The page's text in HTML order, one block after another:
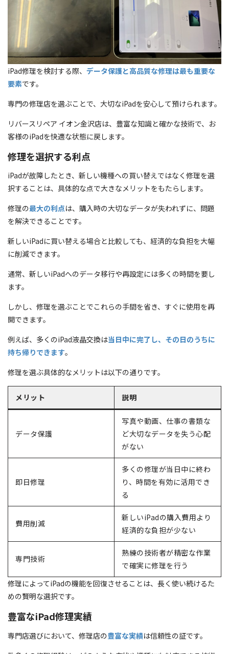
iPad修理を検討する際、 データ保護と高品質な修理は最も重要な
要素です。
専門の修理店を選ぶことで、大切なiPadを安心して預けられます。
リバースリペア イオン金沢店は、豊富な知識と確かな技術で、お
客様のiPadを快適な状態に戻します。
修理を選択する利点
iPadが故障したとき、新しい機種への買い替えではなく修理を選
択することは、具体的な点で大きなメリットをもたらします。
修理の最大の利点は、購入時の大切なデータが失われずに、問題
を解決できることです。
新しいiPadに買い替える場合と比較しても、経済的な負担を大幅
に削減できます。
通常、新しいiPadへのデータ移行や再設定には多くの時間を要し
ます。
しかし、修理を選ぶことでこれらの手間を省き、すぐに使用を再
開できます。
例えば、多くのiPad液晶交換は当日中に完了し、その日のうちに
持ち帰りできます。
修理を選ぶ具体的なメリットは以下の通りです。
メリット 説明
データ保護
写真や動画、仕事の書類な
ど大切なデータを失う心配
がない
即日修理
多くの修理が当日中に終わ
り、時間を有効に活用でき
る
費用削減
新しいiPadの購入費用より
経済的な負担が少ない
専門技術
熟練の技術者が精密な作業
で確実に修理を行う
修理によってiPadの機能を回復させることは、長く使い続けるた
めの賢明な選択です。
豊富なiPad修理実績
専門店選びにおいて、修理店の豊富な実績は信頼性の証です。